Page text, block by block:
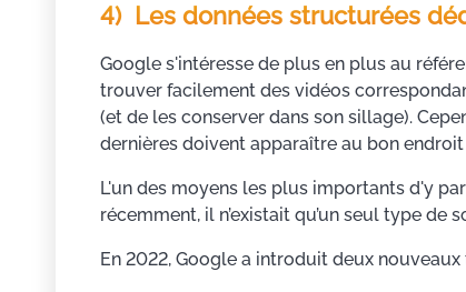
4) Les données structurées
Google s'intéresse de plus en plus au
trouver facilement des vidéos
(et de les conserver dans son sillage).
dernières doivent apparaître au bon
L'un des moyens les plus importants d'y
récemment, il n’existait qu’un seul type
En 2022, Google a introduit deux